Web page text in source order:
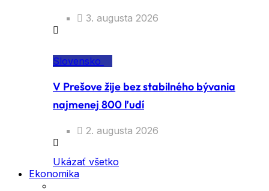
3. augusta 2026
Slovensko
V Prešove žije bez stabilného bývania
najmenej 800 ľudí
2. augusta 2026
Ukázať všetko
Ekonomika